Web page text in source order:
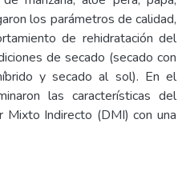
los parámetros de calidad,
de rehidratación del
de secado (secado con
y secado al sol). En el
las características del
Mixto Indirecto (DMI) con una